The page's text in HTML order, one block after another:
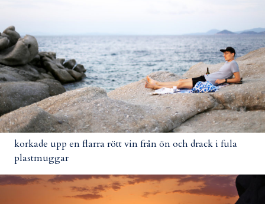
korkade upp en flarra rött vin från ön och drack i fula
plastmuggar